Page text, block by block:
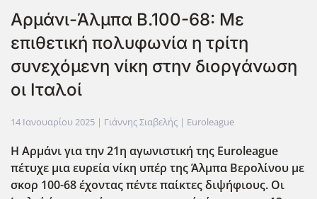
Αρμάνι-Άλμπα Β.100-68: Με
επιθετική πολυφωνία η τρίτη
συνεχόμενη νίκη στην διοργάνωση
οι Ιταλοί
14 Ιανουαρίου 2025 | Γιάννης Σιαβελής | Euroleague
H Aρμάνι για την 21η αγωνιστική της Euroleague
πέτυχε μια ευρεία νίκη υπέρ της Άλμπα Βερολίνου με
σκορ 100-68 έχοντας πέντε παίκτες διψήφιους. Οι